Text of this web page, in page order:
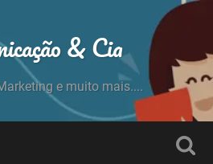
& Cia
e muito mais....